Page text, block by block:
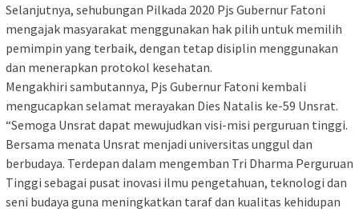
Selanjutnya, sehubungan Pilkada 2020 Pjs Gubernur Fatoni
mengajak masyarakat menggunakan hak pilih untuk memilih
pemimpin yang terbaik, dengan tetap disiplin menggunakan
dan menerapkan protokol kesehatan.
Mengakhiri sambutannya, Pjs Gubernur Fatoni kembali
mengucapkan selamat merayakan Dies Natalis ke-59 Unsrat.
“Semoga Unsrat dapat mewujudkan visi-misi perguruan tinggi.
Bersama menata Unsrat menjadi universitas unggul dan
berbudaya. Terdepan dalam mengemban Tri Dharma Perguruan
Tinggi sebagai pusat inovasi ilmu pengetahuan, teknologi dan
seni budaya guna meningkatkan taraf dan kualitas kehidupan